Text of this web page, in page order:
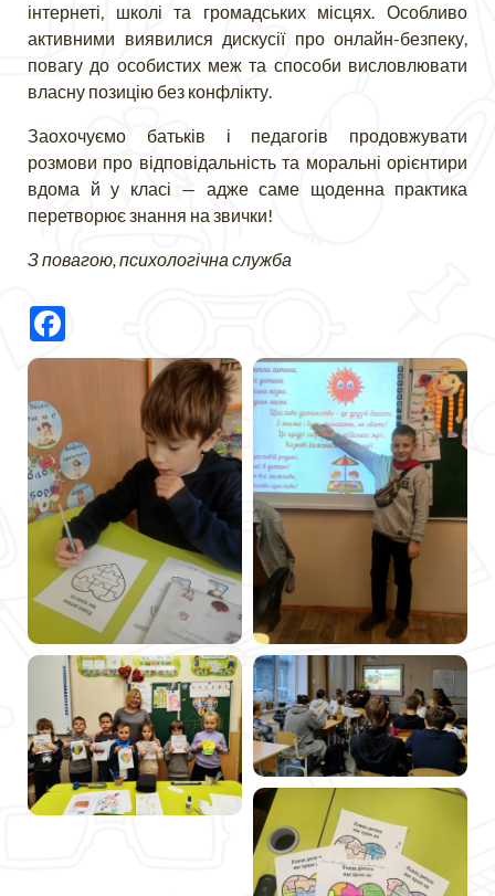
інтернеті, школі та громадських місцях. Особливо
активними виявилися дискусії про онлайн-безпеку,
повагу до особистих меж та способи висловлювати
власну позицію без конфлікту.
Заохочуємо батьків і педагогів продовжувати
розмови про відповідальність та моральні орієнтири
вдома й у класі — адже саме щоденна практика
перетворює знання на звички!
З повагою, психологічна служба